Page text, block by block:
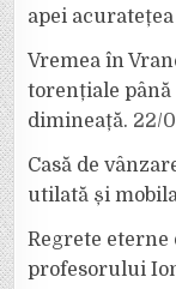
apei
Vremea în
torențiale până
dimineață. 22/
Casă de
utilată și
Regrete eterne
profesorului